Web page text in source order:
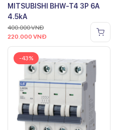
MITSUBISHI BHW-T4 3P 6A
4.5kA
400.000VNĐ
220.000 VNĐ
-43%